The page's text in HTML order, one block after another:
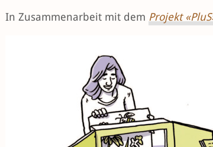
In Zusammenarbeit mit dem Projekt